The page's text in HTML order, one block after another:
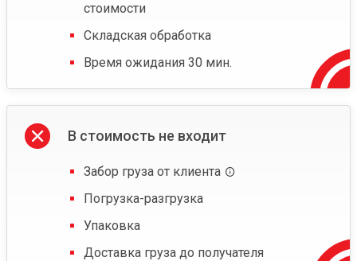
стоимости
Складская обработка
Время ожидания 30 мин.
В стоимость не входит
Забор груза от клиента
Погрузка-разгрузка
Упаковка
Доставка груза до получателя